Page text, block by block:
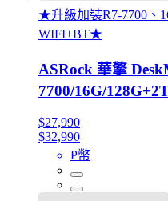
★升級加裝R7-7700、
WIFI+BT★
ASRock 華擎
7700/16G/
$27,990
$32,990
P幣